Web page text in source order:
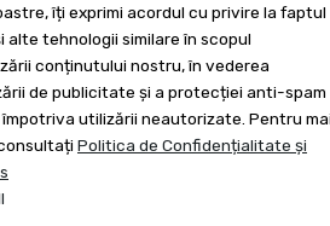
îți exprimi acordul cu privire la faptul
alte tehnologii similare în scopul
conținutului nostru, în vederea
de publicitate și a protecției anti-spam
utilizării neautorizate. Pentru
Politica de Confidențialitate și